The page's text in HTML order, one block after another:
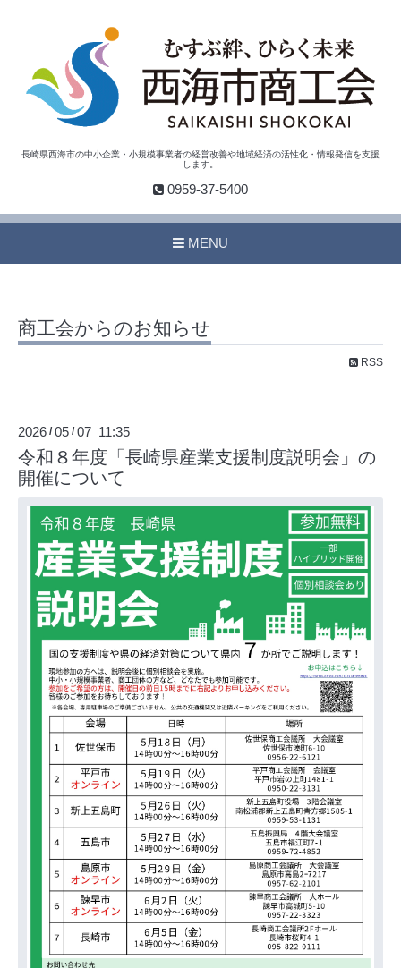
長崎県西海市の中小企業・小規模事業者の経営改善や地域経済の活性化・情報発信を支援
します。
0959-37-5400
MENU
商工会からのお知らせ
RSS
2026 /05 /07 11:35
令和８年度「長崎県産業支援制度説明会」の
開催について